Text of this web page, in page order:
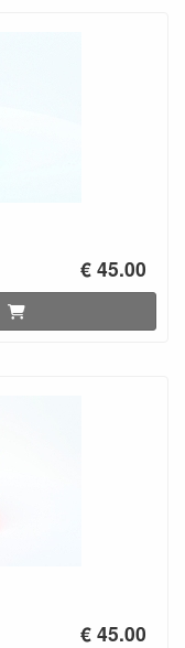
€ 45.00
€ 45.00